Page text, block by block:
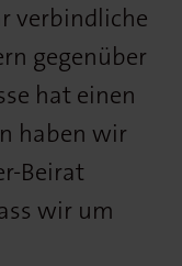
verbindliche
gegenüber
hat einen
haben wir
Beirat
wir um